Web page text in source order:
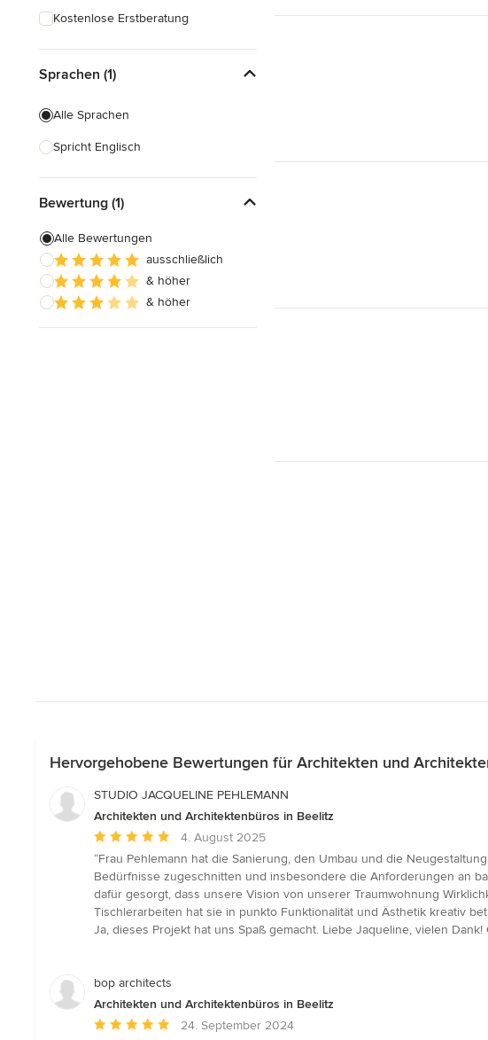
Kostenlose Erstberatung
Sprachen (1)
Alle Sprachen
Spricht Englisch
Bewertung (1)
Alle Bewertungen
ausschließlich
& höher
& höher
Hervorgehobene Bewertungen für Architekten und
STUDIO JACQUELINE PEHLEMANN
Architekten und Architektenbüros in Beelitz
Durchschnittliche
Bewertung:
5
von
5
Sternen
4. August 2025
“Frau Pehlemann hat die Sanierung, den Umbau und die
Bedürfnisse zugeschnitten und insbesondere die Anforderungen an
dafür gesorgt, dass unsere Vision von unserer Traumwohnung
Tischlerarbeiten hat sie in punkto Funktionalität und Ästhetik kreativ
Ja, dieses Projekt hat uns Spaß gemacht. Liebe Jaqueline, vielen Dank!
bop architects
Architekten und Architektenbüros in Beelitz
Durchschnittliche24. September 2024